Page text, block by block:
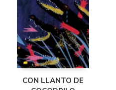
CON LLANTO DE